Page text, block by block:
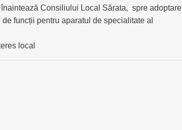
Consiliului Local Sărata, spre adoptare
funcții pentru aparatul de specialitate al
local